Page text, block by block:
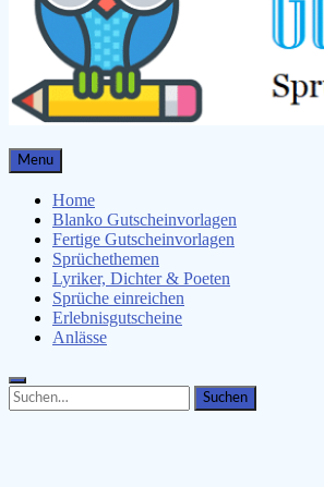
Gutscheinspruch.de
Gutscheinsprüche & Gutscheinvorlagen
Menu
Home
Blanko Gutscheinvorlagen
Fertige Gutscheinvorlagen
Sprüchethemen
Lyriker, Dichter & Poeten
Sprüche einreichen
Erlebnisgutscheine
Anlässe
Search
for:
Search